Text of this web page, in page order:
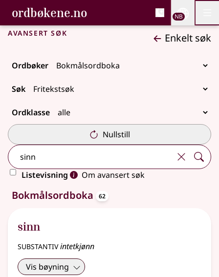
Gå til hovedinnhold
Tilgjengelighet
ordbøkene.no, Bokmålsordboka og
Bokmålsordboka og Nynorskordboka
NB
Avansert søk Enkelt søk
Ordbøker
Søk
Ordklasse
Nullstill
Listevisning
Om avansert søk
62 treff
Bokmålsordboka 62
sinn
substantivintetkjønn
Vis bøyning